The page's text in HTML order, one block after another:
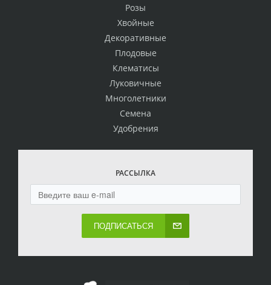
Розы
Хвойные
Декоративные
Плодовые
Клематисы
Луковичные
Многолетники
Семена
Удобрения
РАССЫЛКА
ПОДПИСАТЬСЯ